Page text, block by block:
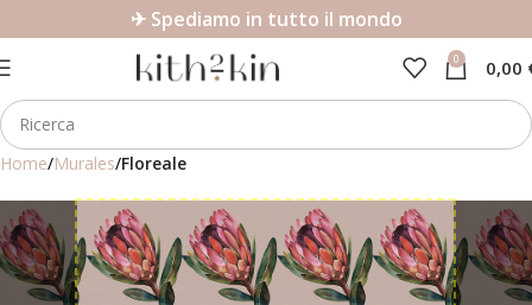
✈ Spediamo in tutto il mondo
0 0,00
Home Murales Floreale